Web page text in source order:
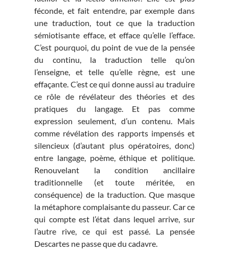
féconde, et fait entendre, par exemple dans
une traduction, tout ce que la traduction
sémiotisante efface, et efface qu’elle l’efface.
C’est pourquoi, du point de vue de la pensée
du continu, la traduction telle qu’on
l’enseigne, et telle qu’elle règne, est une
effaçante. C’est ce qui donne aussi au traduire
ce rôle de révélateur des théories et des
pratiques du langage. Et pas comme
expression seulement, d’un contenu. Mais
comme révélation des rapports impensés et
silencieux (d’autant plus opératoires, donc)
entre langage, poème, éthique et politique.
Renouvelant la condition ancillaire
traditionnelle (et toute méritée, en
conséquence) de la traduction. Que masque
la métaphore complaisante du passeur. Car ce
qui compte est l’état dans lequel arrive, sur
l’autre rive, ce qui est passé. La pensée
Descartes ne passe que du cadavre.